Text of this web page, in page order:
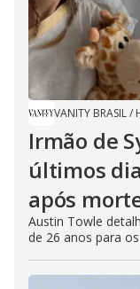
VANITY BRASIL/
Irmão de
últimos
após
Austin Towle
de 26 anos para